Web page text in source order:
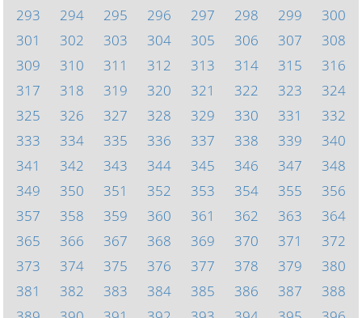
293
294 295 296 297 298 299
300
301
302 303 304 305 306 307
308
309
310 311 312 313 314 315
316
317
318 319 320 321 322 323
324
325
326 327 328 329 330 331
332
333
334 335 336 337 338 339
340
341
342 343 344 345 346 347
348
349
350 351 352 353 354 355
356
357
358 359 360 361 362 363
364
365
366 367 368 369 370 371
372
373
374 375 376 377 378 379
380
381
382 383 384 385 386 387
388